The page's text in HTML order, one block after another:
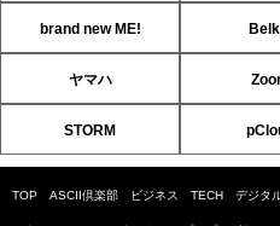
brand new ME!
ヤマハ
STORM
TOP ASCII倶楽部 ビジネス TECH デジタ